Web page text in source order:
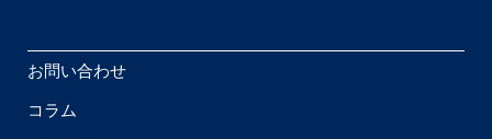
お問い合わせ
コラム